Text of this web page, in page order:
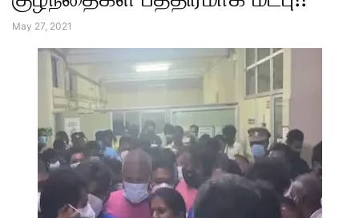
May 27, 2021